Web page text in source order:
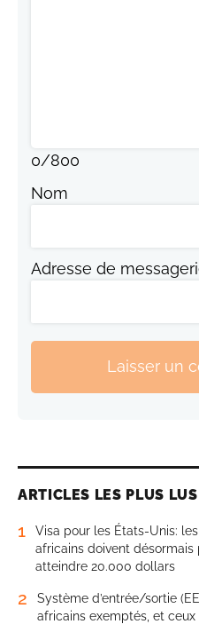
0/800
Nom
Adresse de
Laisser un
ARTICLES LES PLUS LUS
1
Visa pour les États-Unis:
africains doivent
atteindre 20.000 dollars
2
Système d’entrée/sortie
africains exemptés, et